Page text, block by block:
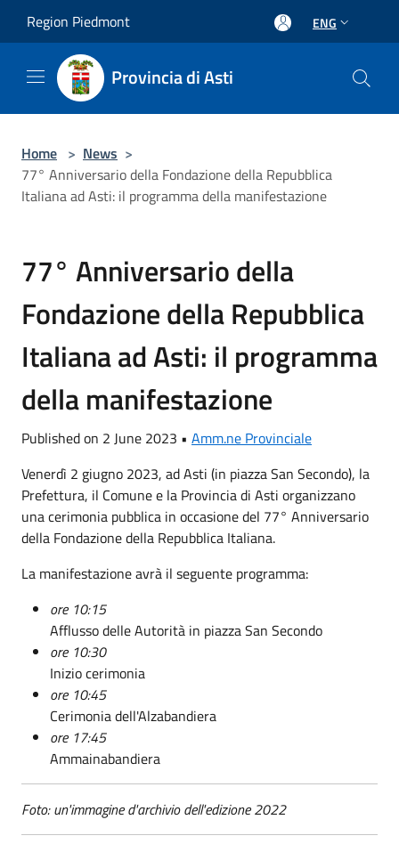
Region Piedmont ENG
Provincia di Asti
Home > News >
77° Anniversario della Fondazione della Repubblica
Italiana ad Asti: il programma della manifestazione
77° Anniversario della
Fondazione della Repubblica
Italiana ad Asti: il programma
della manifestazione
Published on 2 June 2023 • Amm.ne Provinciale
Venerdì 2 giugno 2023, ad Asti (in piazza San Secondo), la
Prefettura, il Comune e la Provincia di Asti organizzano
una cerimonia pubblica in occasione del 77° Anniversario
della Fondazione della Repubblica Italiana.
La manifestazione avrà il seguente programma:
ore 10:15
Afflusso delle Autorità in piazza San Secondo
ore 10:30
Inizio cerimonia
ore 10:45
Cerimonia dell'Alzabandiera
ore 17:45
Ammainabandiera
Foto: un'immagine d'archivio dell'edizione 2022